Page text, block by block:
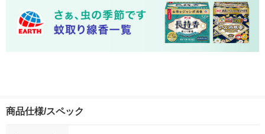
商品仕様/スペック